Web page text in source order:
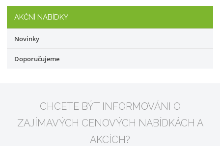
AKČNÍ NABÍDKY
Novinky
Doporučujeme
CHCETE BÝT INFORMOVÁNI O
ZAJÍMAVÝCH CENOVÝCH NABÍDKÁCH A
AKCÍCH?